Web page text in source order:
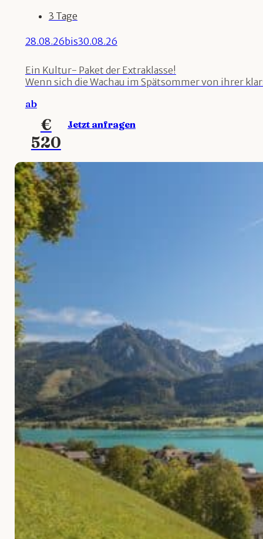
3 Tage
28.08.26bis30.08.26
Ein Kultur- Paket der Extraklasse!
Wenn sich die Wachau im Spätsommer von ihrer
ab
€
520
Jetzt anfragen